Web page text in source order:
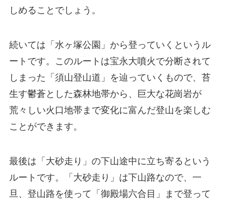
しめることでしょう。
続いては「水ヶ塚公園」から登っていくというル
ートです。このルートは宝永大噴火で分断されて
しまった「須山登山道」を辿っていくもので、苔
生す鬱蒼とした森林地帯から、巨大な花崗岩が
荒々しい火口地帯まで変化に富んだ登山を楽しむ
ことができます。
最後は「大砂走り」の下山途中に立ち寄るという
ルートです。「大砂走り」は下山路なので、一
旦、登山路を使って「御殿場六合目」まで登って